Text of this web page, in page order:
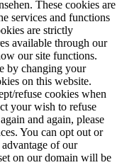
These cookies are
services and functions
are strictly
available through our
our site functions.
by changing your
on this website.
refuse cookies when
your wish to refuse
and again, please
You can opt out or
of our
on our domain will be